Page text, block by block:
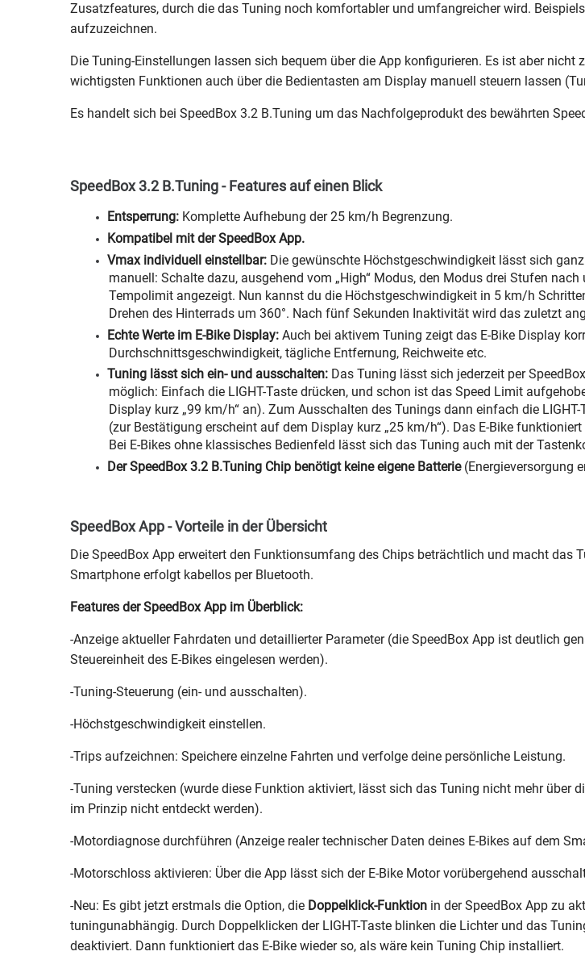
Zusatzfeatures, durch die das Tuning noch komfortabler und umfangreicher wird.
aufzuzeichnen.
Die Tuning-Einstellungen lassen sich bequem über die App konfigurieren. Es ist aber
wichtigsten Funktionen auch über die Bedientasten am Display manuell steuern lassen
Es handelt sich bei SpeedBox 3.2 B.Tuning um das Nachfolgeprodukt des bewährten
SpeedBox 3.2 B.Tuning - Features auf einen Blick
Entsperrung: Komplette Aufhebung der 25 km/h Begrenzung.
Kompatibel mit der SpeedBox App.
Vmax individuell einstellbar: Die gewünschte Höchstgeschwindigkeit lässt sich
manuell: Schalte dazu, ausgehend vom „High“ Modus, den Modus drei Stufen
Tempolimit angezeigt. Nun kannst du die Höchstgeschwindigkeit in 5 km/h
Drehen des Hinterrads um 360°. Nach fünf Sekunden Inaktivität wird das zuletzt
Echte Werte im E-Bike Display: Auch bei aktivem Tuning zeigt das E-Bike Display
Durchschnittsgeschwindigkeit, tägliche Entfernung, Reichweite etc.
Tuning lässt sich ein- und ausschalten: Das Tuning lässt sich jederzeit per
möglich: Einfach die LIGHT-Taste drücken, und schon ist das Speed Limit
Display kurz „99 km/h“ an). Zum Ausschalten des Tunings dann einfach die
(zur Bestätigung erscheint auf dem Display kurz „25 km/h“). Das E-Bike
Bei E-Bikes ohne klassisches Bedienfeld lässt sich das Tuning auch mit der
Der SpeedBox 3.2 B.Tuning Chip benötigt keine eigene Batterie (Energieversorgung
SpeedBox App - Vorteile in der Übersicht
Die SpeedBox App erweitert den Funktionsumfang des Chips beträchtlich und macht das
Smartphone erfolgt kabellos per Bluetooth.
Features der SpeedBox App im Überblick:
-Anzeige aktueller Fahrdaten und detaillierter Parameter (die SpeedBox App ist deutlich
Steuereinheit des E-Bikes eingelesen werden).
-Tuning-Steuerung (ein- und ausschalten).
-Höchstgeschwindigkeit einstellen.
-Trips aufzeichnen: Speichere einzelne Fahrten und verfolge deine persönliche Leistung.
-Tuning verstecken (wurde diese Funktion aktiviert, lässt sich das Tuning nicht mehr über
im Prinzip nicht entdeckt werden).
-Motordiagnose durchführen (Anzeige realer technischer Daten deines E-Bikes auf dem
-Motorschloss aktivieren: Über die App lässt sich der E-Bike Motor vorübergehend
-Neu: Es gibt jetzt erstmals die Option, die Doppelklick-Funktion in der SpeedBox App zu
tuningunabhängig. Durch Doppelklicken der LIGHT-Taste blinken die Lichter und das
deaktiviert. Dann funktioniert das E-Bike wieder so, als wäre kein Tuning Chip installiert.